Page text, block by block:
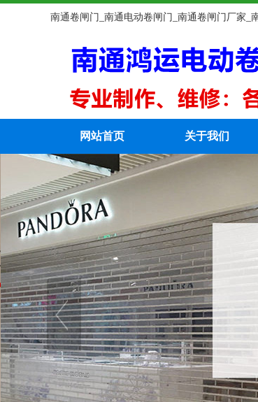
南通卷闸门_南通电动卷闸门_南通卷闸门厂家_
网站首页 关于我们